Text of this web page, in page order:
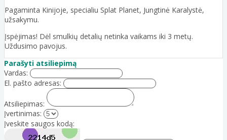
Pagaminta Kinijoje, specialiu Splat Planet, Jungtinė Karalystė,
užsakymu.
Įspėjimas! Dėl smulkių detalių netinka vaikams iki 3 metų.
Uždusimo pavojus.
Parašyti atsiliepimą
Vardas:
El. pašto adresas:
Atsiliepimas:
Įvertinimas:
Įveskite saugos kodą: